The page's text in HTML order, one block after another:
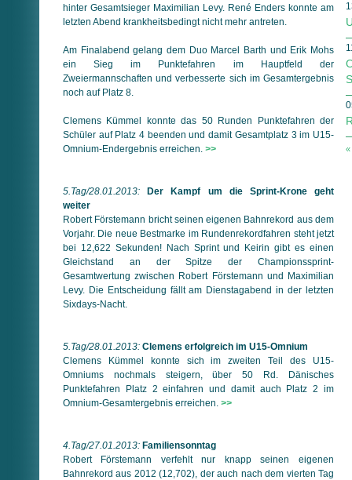
hinter Gesamtsieger Maximilian Levy. René Enders konnte am
letzten Abend krankheitsbedingt nicht mehr antreten.
Am Finalabend gelang dem Duo Marcel Barth und Erik Mohs
ein Sieg im Punktefahren im Hauptfeld der
Zweiermannschaften und verbesserte sich im Gesamtergebnis
noch auf Platz 8.
Clemens Kümmel konnte das 50 Runden Punktefahren der
Schüler auf Platz 4 beenden und damit Gesamtplatz 3 im U15-
Omnium-Endergebnis erreichen. >>
5.Tag/28.01.2013:
Der Kampf um die Sprint-Krone geht
weiter
Robert Förstemann bricht seinen eigenen Bahnrekord aus dem
Vorjahr. Die neue Bestmarke im Rundenrekordfahren steht jetzt
bei 12,622 Sekunden! Nach Sprint und Keirin gibt es einen
Gleichstand an der Spitze der Championssprint-
Gesamtwertung zwischen Robert Förstemann und Maximilian
Levy. Die Entscheidung fällt am Dienstagabend in der letzten
Sixdays-Nacht.
5.Tag/28.01.2013: Clemens erfolgreich im U15-Omnium
Clemens Kümmel konnte sich im zweiten Teil des U15-
Omniums nochmals steigern, über 50 Rd. Dänisches
Punktefahren Platz 2 einfahren und damit auch Platz 2 im
Omnium-Gesamtergebnis erreichen. >>
4.Tag/27.01.2013: Familiensonntag
Robert Förstemann verfehlt nur knapp seinen eigenen
Bahnrekord aus 2012 (12,702), der auch nach dem vierten Tag
«